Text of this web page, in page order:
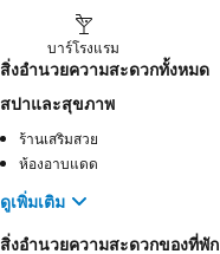
บาร์โรงแรม
สิ่งอำนวยความสะดวกทั้งหมด
สปาและสุขภาพ
ร้านเสริมสวย
ห้องอาบแดด
ดูเพิ่มเติม
สิ่งอำนวยความสะดวกของที่พัก